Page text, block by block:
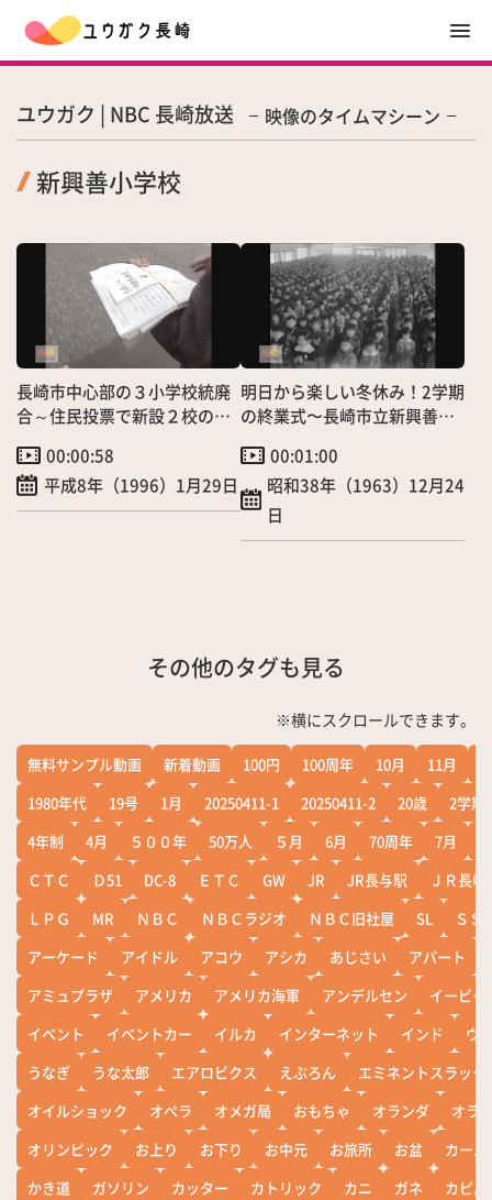
ユウガク | NBC 長崎放送 映像のタイムマシーン
新興善小学校
長崎市中心部の３小学校統廃
合～住民投票で新設２校の名
00:00:58
平成8年（1996）1月29日
明日から楽しい冬休み！2学期
の終業式〜長崎市立新興善小
00:01:00
昭和38年（1963）12月24
日
その他のタグも見る
※横にスクロールできます。
無料サンプル動画 新着動画 100円 100周年 10月 11月
1980年代
19号 1月 20250411-1 20250411-2 20歳
2学期
4年制
4月 ５００年 50万人 ５月 6月 70周年 7月
ＣＴＣ
Ｄ51 DC-8 ＥＴＣ GW JR JR長与駅
ＪＲ長崎
ＬＰＧ
MR ＮＢＣ ＮＢＣラジオ ＮＢＣ旧社屋 SL
ＳＳ
アーケード
アイドル アコウ アシカ あじさい アパート
アミュプラザ
アメリカ アメリカ海軍 アンデルセン
イービー
イベント
イベントカー イルカ インターネット インド
ウ
うなぎ
うな太郎 エアロビクス えぷろん
エミネントスラック
オイルショック
オペラ オメガ局 おもちゃ オランダ
オラ
オリンピック
お上り お下り お中元 お旅所 お盆
カー
かき道
ガソリン カッター カトリック カニ ガネ
カピバ